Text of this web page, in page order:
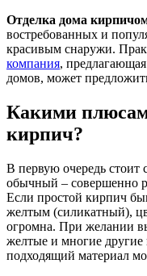
Отделка дома
востребованных и
красивым снаружи.
компания,
домов, может
Какими
кирпич?
В первую очередь стоит
обычный – совершенно
Если простой кирпич
желтым (силикатный),
огромна. При желании
желтые и многие другие
подходящий материал